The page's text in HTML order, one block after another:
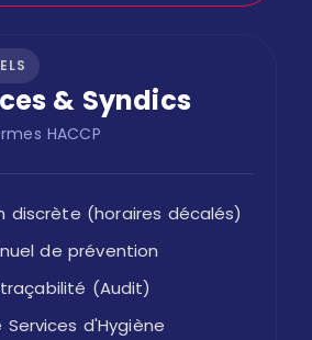
& Syndics
HACCP
discrète (horaires décalés)
de prévention
(Audit)
d'Hygiène